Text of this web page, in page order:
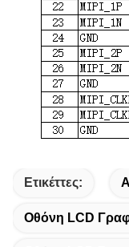
Ετικέττες:
Οθόνη LCD